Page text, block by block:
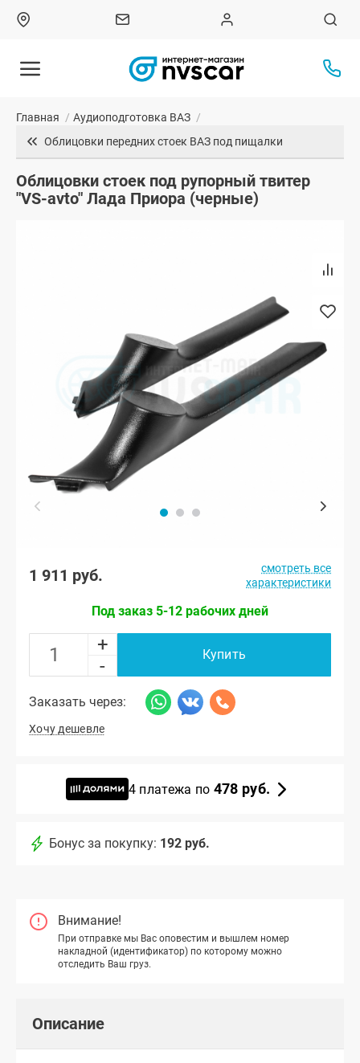
Главная / Аудиоподготовка ВАЗ /
Облицовки передних стоек ВАЗ под пищалки
Облицовки стоек под рупорный твитер
"VS-avto" Лада Приора (черные)
1 911 руб.
смотреть все
характеристики
Под заказ 5-12 рабочих дней
+
-
Купить
Заказать через:
Хочу дешевле
4 платежа по 478 руб.
Бонус за покупку: 192 руб.
Внимание!
При отправке мы Вас оповестим и вышлем номер
накладной (идентификатор) по которому можно
отследить Ваш груз.
Описание